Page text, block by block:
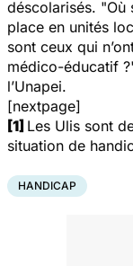
déscolarisés. "Où
place en unités
sont ceux qui
médico-éducatif ?
l’Unapei.
[nextpage]
[1] Les Ulis sont
situation de
HANDICAP